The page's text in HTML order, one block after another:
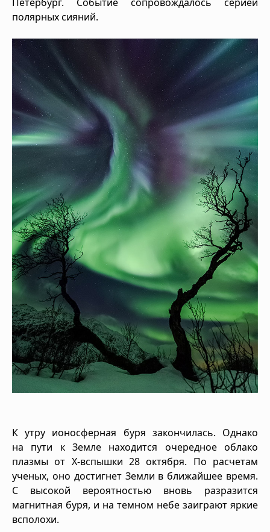
Петербург. Событие сопровождалось серией
полярных сияний.
К утру ионосферная буря закончилась. Однако
на пути к Земле находится очередное облако
плазмы от Х-вспышки 28 октября. По расчетам
ученых, оно достигнет Земли в ближайшее время.
С высокой вероятностью вновь разразится
магнитная буря, и на темном небе заиграют яркие
всполохи.